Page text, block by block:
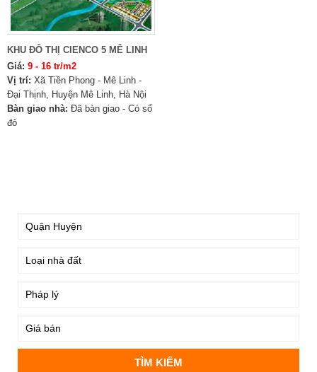
KHU ĐÔ THỊ CIENCO 5 MÊ LINH
Giá: 9 - 16 tr/m2
Vị trí: Xã Tiền Phong - Mê Linh -
Đại Thịnh, Huyện Mê Linh, Hà Nội
Bàn giao nhà: Đã bàn giao - Có sổ
đỏ